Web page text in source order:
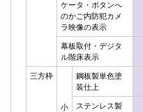
ケータ・ボタンへ
のかご内防犯カメ
ラ映像の表示
幕板取付・デジタ
ル階床表示
三方枠
小
鋼板製単色塗
装仕上
ステンレス製